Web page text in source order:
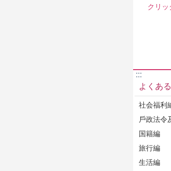
クリッ
:::
よくあ
社会福利
戶政法令
国籍編
旅行編
生活編